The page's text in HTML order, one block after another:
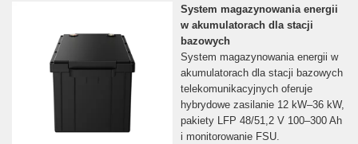
System magazynowania energii
w akumulatorach dla stacji
bazowych
System magazynowania energii w
akumulatorach dla stacji bazowych
telekomunikacyjnych oferuje
hybrydowe zasilanie 12 kW–36 kW,
pakiety LFP 48/51,2 V 100–300 Ah
i monitorowanie FSU.